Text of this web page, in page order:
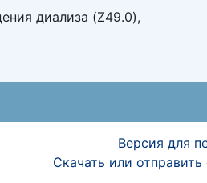
диализа (Z49.0),
Версия для
Скачать или отправить